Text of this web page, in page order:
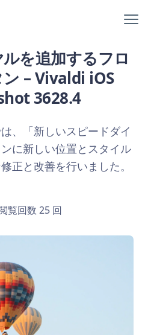
を追加するフロ
– Vivaldi iOS
3628.4
、「新しいスピードダイ
に新しい位置とスタイル
正と改善を行いました。
覧回数 25 回